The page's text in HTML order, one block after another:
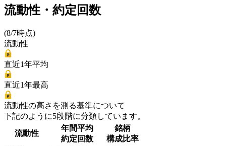
流動性・約定回数
(8/7時点)
流動性
直近1年平均
直近1年最高
流動性の高さを測る基準について
下記のように5段階に分類しています。
流動性
年間平均
約定回数
銘柄
構成比率